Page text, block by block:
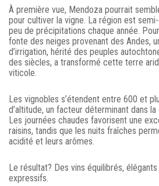
À première vue, Mendoza pourrait
pour cultiver la vigne. La région est
peu de précipitations chaque année.
fonte des neiges provenant des Andes,
d’irrigation, hérité des peuples
des siècles, a transformé cette terre
viticole.
Les vignobles s’étendent entre 600 et
d’altitude, un facteur déterminant dans
Les journées chaudes favorisent une
raisins, tandis que les nuits fraîches
acidité et leurs arômes.
Le résultat? Des vins équilibrés,
expressifs.